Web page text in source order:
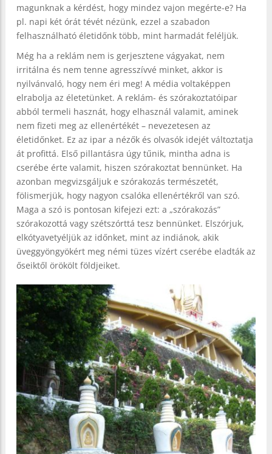
magunknak a kérdést, hogy mindez vajon megérte-e? Ha
pl. napi két órát tévét nézünk, ezzel a szabadon
felhasználható életidőnk több, mint harmadát feléljük.
Még ha a reklám nem is gerjesztene vágyakat, nem
irritálna és nem tenne agresszívvé minket, akkor is
nyilvánvaló, hogy nem éri meg! A média voltaképpen
elrabolja az életetünket. A reklám- és szórakoztatóipar
abból termeli hasznát, hogy elhasznál valamit, aminek
nem fizeti meg az ellenértékét – nevezetesen az
életidőnket. Ez az ipar a nézők és olvasók idejét változtatja
át profittá. Első pillantásra úgy tűnik, mintha adna is
cserébe érte valamit, hiszen szórakoztat bennünket. Ha
azonban megvizsgáljuk e szórakozás természetét,
fölismerjük, hogy nagyon csalóka ellenértékről van szó.
Maga a szó is pontosan kifejezi ezt: a „szórakozás”
szórakozottá vagy szétszórttá tesz bennünket. Elszórjuk,
elkótyavetyéljük az időnket, mint az indiánok, akik
üveggyöngyökért meg némi tüzes vízért cserébe eladták az
őseiktől örökölt földjeiket.